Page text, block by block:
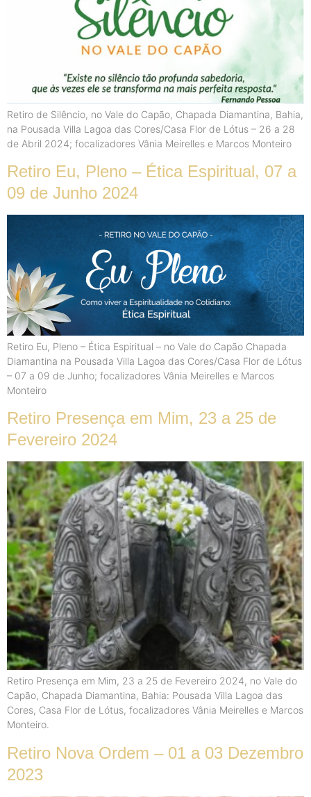
Retiro de Silêncio, no Vale do Capão, Chapada Diamantina, Bahia,
na Pousada Villa Lagoa das Cores/Casa Flor de Lótus – 26 a 28
de Abril 2024; focalizadores Vânia Meirelles e Marcos Monteiro
Retiro Eu, Pleno – Ética Espiritual, 07 a
09 de Junho 2024
Retiro Eu, Pleno – Ética Espiritual – no Vale do Capão Chapada
Diamantina na Pousada Villa Lagoa das Cores/Casa Flor de Lótus
– 07 a 09 de Junho; focalizadores Vânia Meirelles e Marcos
Monteiro
Retiro Presença em Mim, 23 a 25 de
Fevereiro 2024
Retiro Presença em Mim, 23 a 25 de Fevereiro 2024, no Vale do
Capão, Chapada Diamantina, Bahia: Pousada Villa Lagoa das
Cores, Casa Flor de Lótus, focalizadores Vânia Meirelles e Marcos
Monteiro.
Retiro Nova Ordem – 01 a 03 Dezembro
2023